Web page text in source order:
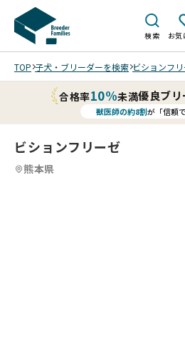
検索 お気
TOP 子犬・ブリーダーを検索 ビションフ
合格率10%未満優良ブ
獣医師の約8割が「信頼
ビションフリーゼ
熊本県